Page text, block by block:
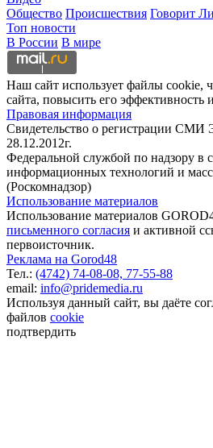
Общество Происшествия Говорит
Топ новости
В России В мире
Наш сайт использует файлы cookie,
сайта, повысить его эффективность
Правовая информация
Свидетельство о регистрации
28.12.2012г.
Федеральной службой по надзору в
информационных технологий и
(Роскомнадзор)
Использование материалов
Использование материалов
письменного согласия и активной
первоисточник.
Реклама на Gorod48
Тел.: (4742) 74-08-08, 77-55-88
email: info@pridemedia.ru
Используя данный сайт, вы даёте
файлов cookie
подтвердить